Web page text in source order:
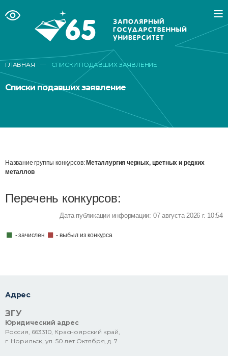
ГЛАВНАЯ — СПИСКИ ПОДАВШИХ ЗАЯВЛЕНИЕ
Списки подавших заявление
Название группы конкурсов: Металлургия черных, цветных и редких
металлов
Перечень конкурсов:
Дата публикации информации: 07 августа 2026 г. 10:54
- зачислен - выбыл из конкурса
Адрес
ЗГУ
Юридический адрес
Россия, 663310, Красноярский край,
г. Норильск, ул. 50 лет Октября, д. 7